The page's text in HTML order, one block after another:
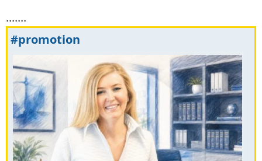
.......
#promotion